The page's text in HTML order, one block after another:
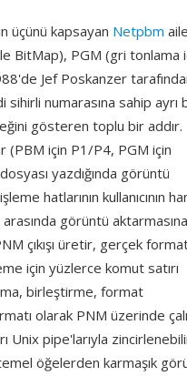
üçünü kapsayan Netpbm
BitMap), PGM (gri tonlama
Jef Poskanzer
sihirli numarasına sahip ayrı
gösteren toplu bir addır.
(PBM için P1/P4, PGM için
yazdığında görüntü
hatlarının kullanıcının
görüntü aktarmasına
çıkışı üretir, gerçek
için yüzlerce komut satırı
birleştirme, format
olarak PNM üzerinde
Unix pipe'larıyla
öğelerden karmaşık